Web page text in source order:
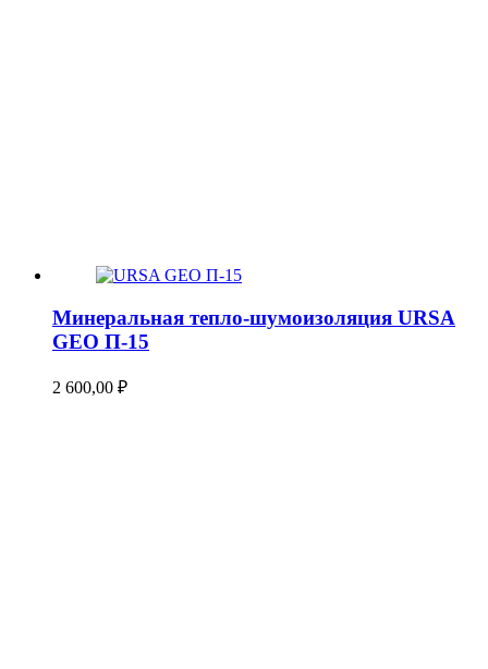
Минеральная тепло-шумоизоляция URSA
GEO П-15
2 600,00 ₽